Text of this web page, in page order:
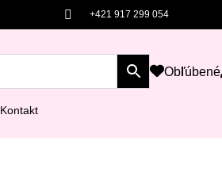
 +421 917 299 054
Obľúbené
Kontakt